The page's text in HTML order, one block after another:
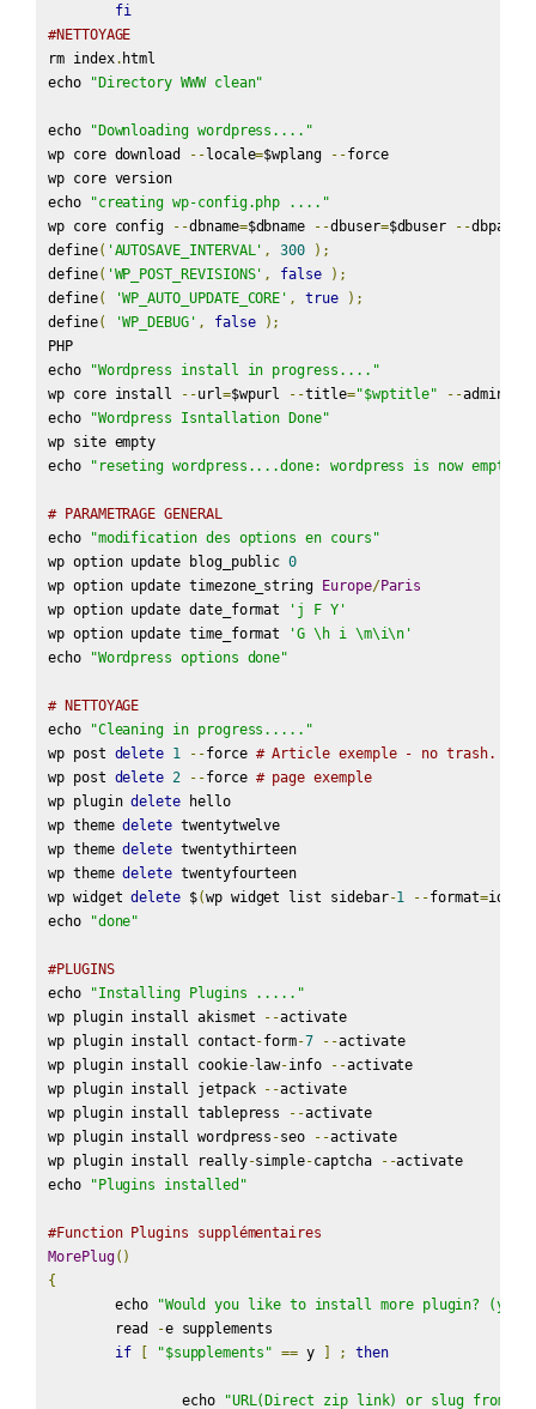
fi
#NETTOYAGE
rm index. html
echo
"Directory WWW clean"
echo
"Downloading wordpress...."
wp core download
--locale=$wplang --force
wp core version
echo
"creating wp-config.php ...."
wp core config
--dbname=$dbname --dbuser=$dbuser --dbpass
define( 'AUTOSAVE_INTERVAL' , 300
);
define( 'WP_POST_REVISIONS' , false
);
define( 'WP_AUTO_UPDATE_CORE' , true
);
define( 'WP_DEBUG' , false
);
PHP
echo
"Wordpress install in progress...."
wp core install
--url=$wpurl --title="$wptitle" --
echo
"Wordpress Isntallation Done"
wp site empty
echo
"reseting wordpress....done: wordpress is now empty"
# PARAMETRAGE GENERAL
echo
"modification des options en cours"
wp option update blog_public 0
wp option update timezone_string Europe/Paris
wp option update date_format
'j F Y'
wp option update time_format
'G \h i \m\i\n'
echo
"Wordpress options done"
# NETTOYAGE
echo
"Cleaning in progress....."
wp post delete 1 --force # Article exemple - no trash.
wp post delete 2 --force # page exemple
wp plugin delete hello
wp theme delete twentytwelve
wp theme delete twentythirteen
wp theme delete twentyfourteen
wp widget delete $(wp widget list sidebar-1 --format=ids
echo
"done"
#PLUGINS
echo
"Installing Plugins ....."
wp plugin install akismet
--activate
wp plugin install contact-form-7 --activate
wp plugin install cookie-law-info --activate
wp plugin install jetpack --activate
wp plugin install tablepress
--activate
wp plugin install wordpress -seo --activate
wp plugin install really-simple-captcha --activate
echo
"Plugins installed"
#Function Plugins supplémentaires
MorePlug()
{
	echo
"Would you like to install more plugin? (y/
	read
-e supplements
if
[ "$supplements" == y ] ; then
		echo
"URL(Direct zip link) or slug from